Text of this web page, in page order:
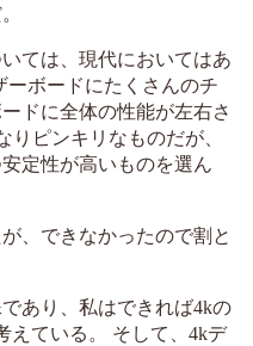
ては、現代においてはあ
ーボードにたくさんのチ
ドに全体の性能が左右さ
ピンキリなものだが、
定性が高いものを選ん
、できなかったので割と
あり、私はできれば4kの
えている。 そして、4kデ